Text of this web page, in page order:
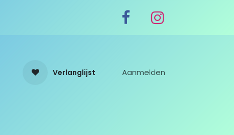
Verlanglijst Aanmelden